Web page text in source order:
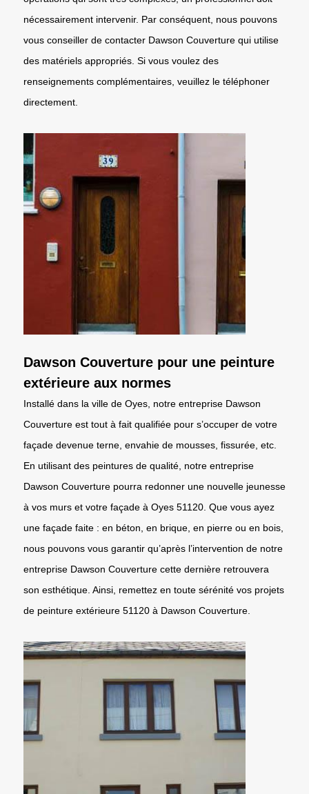
nécessairement intervenir. Par conséquent, nous pouvons
vous conseiller de contacter Dawson Couverture qui utilise
des matériels appropriés. Si vous voulez des
renseignements complémentaires, veuillez le téléphoner
directement.
Dawson Couverture pour une peinture
extérieure aux normes
Installé dans la ville de Oyes, notre entreprise Dawson
Couverture est tout à fait qualifiée pour s’occuper de votre
façade devenue terne, envahie de mousses, fissurée, etc.
En utilisant des peintures de qualité, notre entreprise
Dawson Couverture pourra redonner une nouvelle jeunesse
à vos murs et votre façade à Oyes 51120. Que vous ayez
une façade faite : en béton, en brique, en pierre ou en bois,
nous pouvons vous garantir qu’après l’intervention de notre
entreprise Dawson Couverture cette dernière retrouvera
son esthétique. Ainsi, remettez en toute sérénité vos projets
de peinture extérieure 51120 à Dawson Couverture.